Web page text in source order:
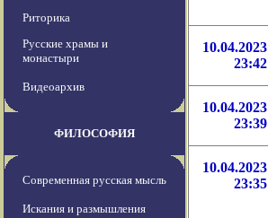
Риторика
Русские храмы и
монастыри
Видеоархив
ФИЛОСОФИЯ
Современная русская мысль
Искания и размышления
10.04.2023
23:42
10.04.2023
23:39
10.04.2023
23:35